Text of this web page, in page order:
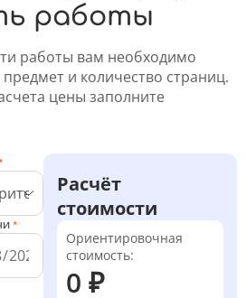
работы
работы вам необходимо
и количество страниц.
цены заполните
*
Расчёт
стоимости
Ориентировочная
стоимость:
0 ₽